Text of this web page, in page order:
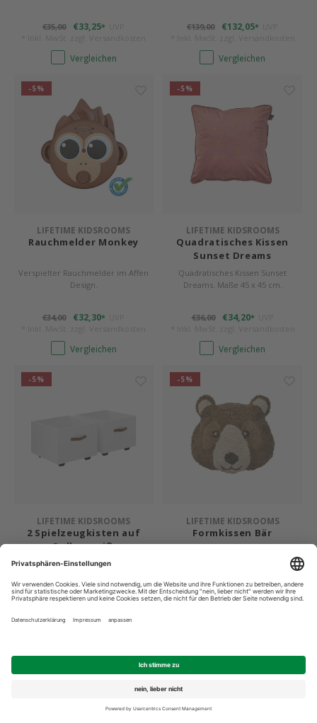
€35,00 €33,25*
Vergleichen
€139,00 €132,05*
Vergleichen
-5%
LIFETIME KIDSROOMS
Rauchmelder Monkey
Verspielter Rauchmelder im Affen
Design.
€34,00 €32,30*
Vergleichen
-5%
LIFETIME KIDSROOMS
Quadratisches Kissen
Sunset Dreams
Quadratisches Kissen Sunset
Dreams. Maße 45 x 45 cm.
€36,00 €34,20*
Vergleichen
-5%
LIFETIME KIDSROOMS
2 Spielzeugkisten auf
Rollen weiß
2 Stück Spielzeugkisten auf Rollen
Kojenbett. MDF, Höhe: 35 cm,
Breite: 45 cm, Tiefe 45 cm, weiß.
* Inkl. MwSt. zzgl.Versandkosten
-5%
LIFETIME KIDSROOMS
Formkissen Bär
-5%